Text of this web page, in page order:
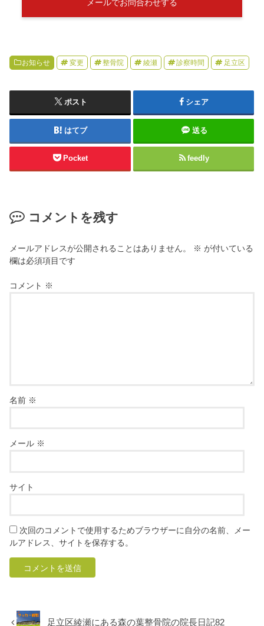
メールでお問合わせする
お知らせ 変更 整骨院 綾瀬 診察時間 足立区
ポスト シェア
はてブ 送る
Pocket feedly
コメントを残す
メールアドレスが公開されることはありません。 ※ が付いている
欄は必須項目です
コメント ※
名前 ※
メール ※
サイト
次回のコメントで使用するためブラウザーに自分の名前、メー
ルアドレス、サイトを保存する。
足立区綾瀬にある森の葉整骨院の院長日記82